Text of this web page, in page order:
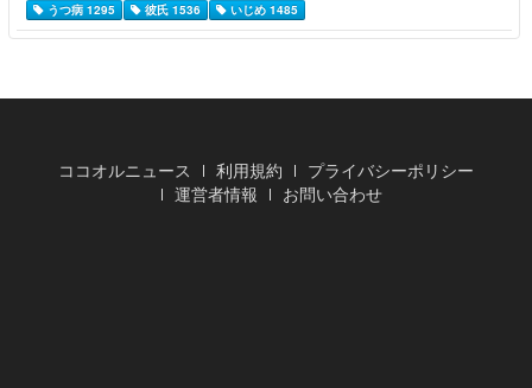
うつ病 1295 彼氏 1536 いじめ 1485
ココオルニュース 利用規約
プライバシーポリシー
運営者情報
お問い合わせ